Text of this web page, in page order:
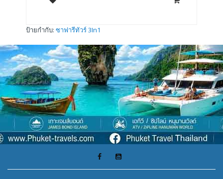
ป้ายกำกับ:ซาฟารีทัวร์ 3In1